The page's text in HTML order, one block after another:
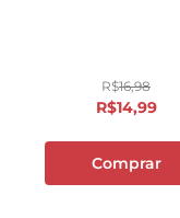
R$16,98
R$14,99
Comprar